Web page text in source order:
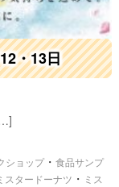
・13日
ショップ・ 食品サンプ
スタードーナツ ・ ミス